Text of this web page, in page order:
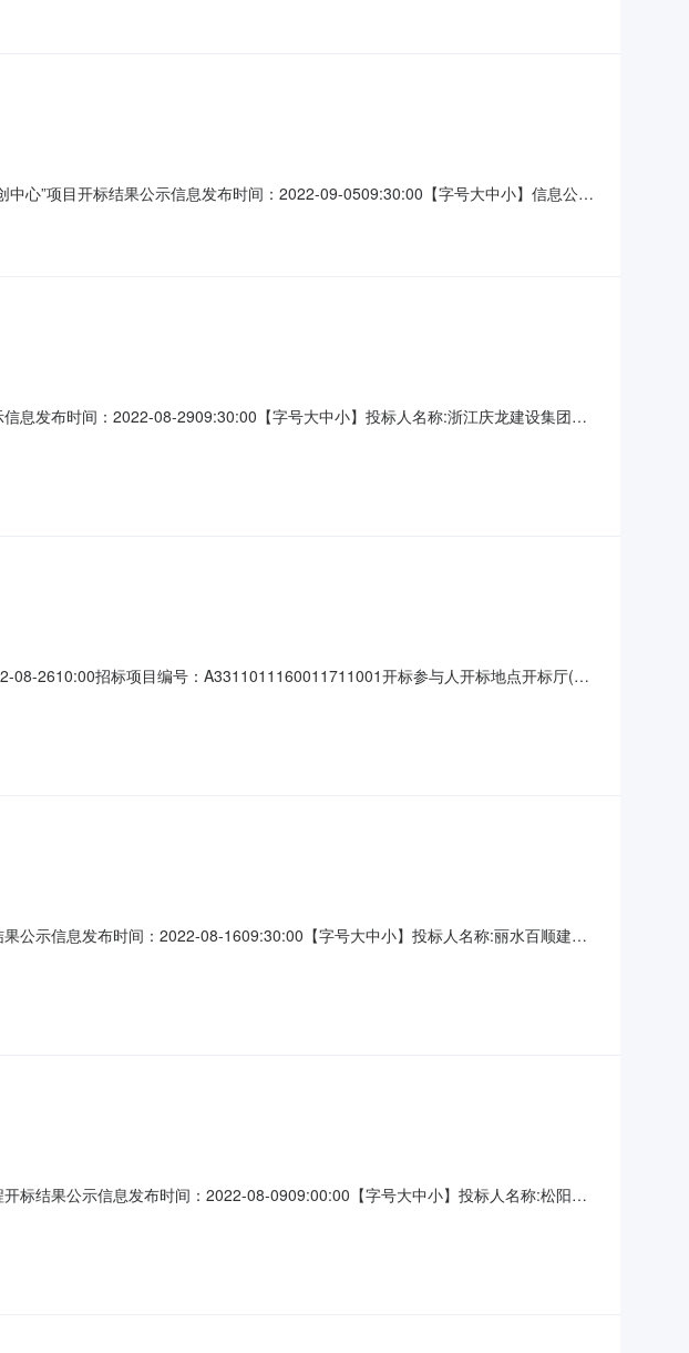
心”项目开标结果公示信息发布时间：2022-09-0509:30:00【字号大中小】信息公开
息发布时间：2022-08-2909:30:00【字号大中小】投标人名称:浙江庆龙建设集团有
2610:00招标项目编号：A3311011160011711001开标参与人开标地点开标厅(三)
:金晶;报
公示信息发布时间：2022-08-1609:30:00【字号大中小】投标人名称:丽水百顺建设
标结果公示信息发布时间：2022-08-0909:00:00【字号大中小】投标人名称:松阳县
人名称:丽水中盈市政园林建设有限公司;项目负